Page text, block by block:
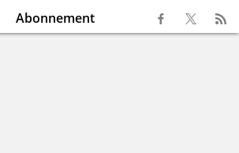
Abonnement